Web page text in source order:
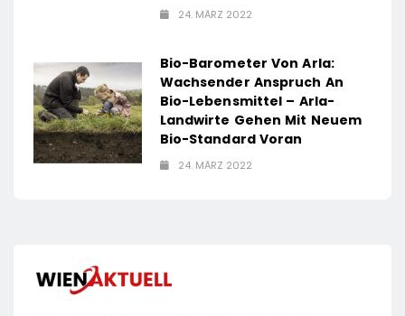
24. MÄRZ 2022
Bio-Barometer Von Arla:
Wachsender Anspruch An
Bio-Lebensmittel – Arla-
Landwirte Gehen Mit Neuem
Bio-Standard Voran
24. MÄRZ 2022